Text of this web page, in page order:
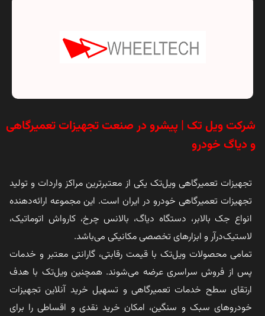
شرکت ویل تک | پیشرو در صنعت تجهیزات تعمیرگاهی
و دیاگ خودرو
تجهیزات تعمیرگاهی ویل‌تک یکی از معتبرترین مراکز واردات و تولید
تجهیزات تعمیرگاهی خودرو در ایران است. این مجموعه ارائه‌دهنده
انواع جک بالابر، دستگاه دیاگ، بالانس چرخ، کارواش اتوماتیک،
لاستیک‌درآر و ابزارهای تخصصی مکانیکی می‌باشد.
تمامی محصولات ویل‌تک با قیمت رقابتی، گارانتی معتبر و خدمات
پس از فروش سراسری عرضه می‌شوند. همچنین ویل‌تک با هدف
ارتقای سطح خدمات تعمیرگاهی و تسهیل خرید آنلاین تجهیزات
خودروهای سبک و سنگین، امکان خرید نقدی و اقساطی را برای